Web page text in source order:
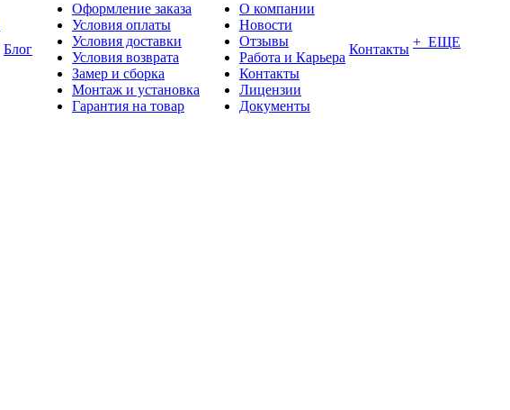
Блог
Оформление заказа
Условия оплаты
Условия доставки
Условия возврата
Замер и сборка
Монтаж и установка
Гарантия на товар
О компании
Новости
Отзывы
Работа и Карьера
Контакты
Лицензии
Документы
Контакты + ЕЩЕ